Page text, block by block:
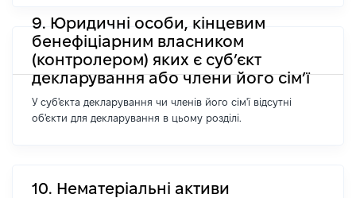
9. Юридичні особи, кінцевим
бенефіціарним власником
(контролером) яких є суб’єкт
декларування або члени його сім’ї
У суб'єкта декларування чи членів його сім'ї відсутні
об'єкти для декларування в цьому розділі.
10. Нематеріальні активи